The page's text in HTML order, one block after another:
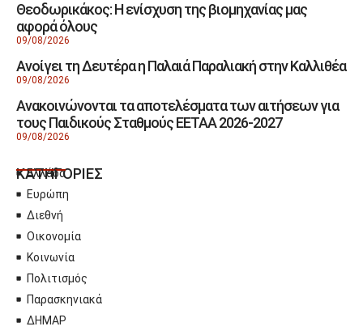
Θεοδωρικάκος: Η ενίσχυση της βιομηχανίας μας
αφορά όλους
09/08/2026
Ανοίγει τη Δευτέρα η Παλαιά Παραλιακή στην Καλλιθέα
09/08/2026
Ανακοινώνονται τα αποτελέσματα των αιτήσεων για
τους Παιδικούς Σταθμούς ΕΕΤΑΑ 2026-2027
09/08/2026
ΚΑΤΗΓΟΡΙΕΣ
Ελλάδα
Ευρώπη
Διεθνή
Οικονομία
Κοινωνία
Πολιτισμός
Παρασκηνιακά
ΔΗΜΑΡ